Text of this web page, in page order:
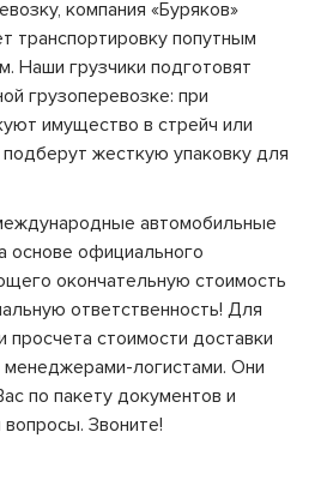
компания «Буряков»
транспортировку попутным
Наши грузчики подготовят
грузоперевозке: при
имущество в стрейч или
жесткую упаковку для
автомобильные
основе официального
окончательную стоимость
ответственность! Для
просчета стоимости доставки
логистами. Они
по пакету документов и
Звоните!